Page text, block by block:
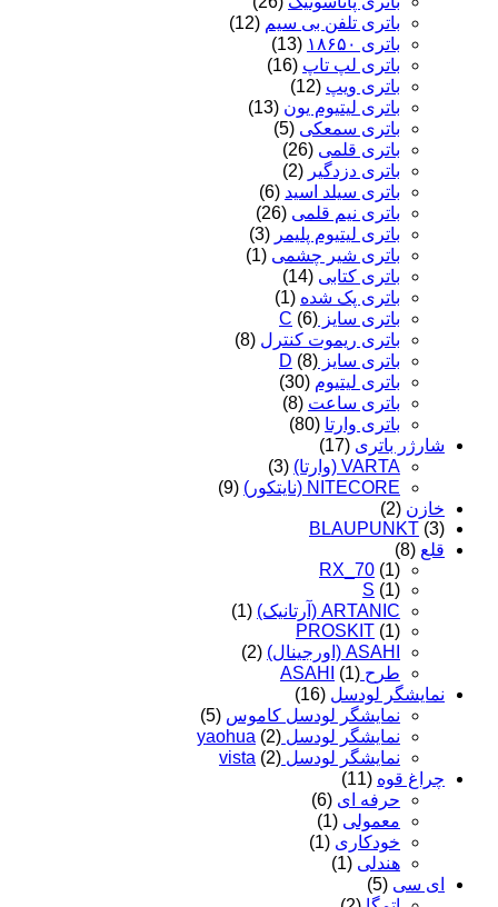
باتری تلفن بی سیم (12)
باتری ۱۸۶۵۰
(13)
باتری لپ تاپ (16)
باتری ویپ (12)
باتری لیتیوم یون (13)
باتری سمعکی (5)
باتری قلمی (26)
باتری دزدگیر (2)
باتری سیلد اسید (6)
باتری نیم قلمی (26)
باتری لیتیوم پلیمر (3)
باتری شیر چشمی (1)
باتری کتابی (14)
باتری پک شده (1)
باتری سایز C (6)
باتری ریموت کنترل (8)
باتری سایز D (8)
باتری لیتیوم (30)
باتری ساعت (8)
باتری وارتا (80)
شارژر باتری (17)
VARTA (وارتا)
(3)
NITECORE (نایتکور)
(9)
خازن (2)
BLAUPUNKT (3)
قلع (8)
RX_70 (1)
S (1)
ARTANIC (آرتانیک)
(1)
PROSKIT (1)
ASAHI (اورجینال)
(2)
طرح ASAHI (1)
نمایشگر لودسل (16)
نمایشگر لودسل کاموس (5)
نمایشگر لودسل yaohua (2)
نمایشگر لودسل vista (2)
چراغ قوه (11)
حرفه ای (6)
معمولی (1)
خودکاری (1)
هندلی (1)
ای سی (5)